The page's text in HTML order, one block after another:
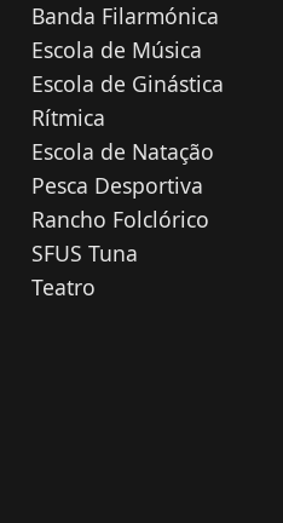
Banda Filarmónica
Escola de Música
Escola de Ginástica
Rítmica
Escola de Natação
Pesca Desportiva
Rancho Folclórico
SFUS Tuna
Teatro